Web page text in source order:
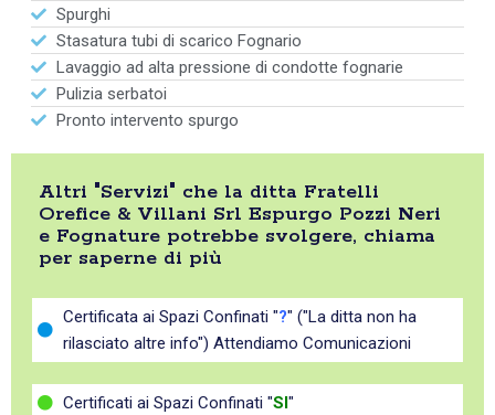
Spurghi
Stasatura tubi di scarico Fognario
Lavaggio ad alta pressione di condotte fognarie
Pulizia serbatoi
Pronto intervento spurgo
Altri "Servizi" che la ditta Fratelli
Orefice & Villani Srl Espurgo Pozzi Neri
e Fognature potrebbe svolgere, chiama
per saperne di più
Certificata ai Spazi Confinati "?" ("La ditta non ha
rilasciato altre info") Attendiamo Comunicazioni
Certificati ai Spazi Confinati "SI "